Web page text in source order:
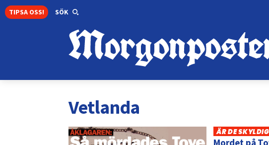
TIPSA OSS! SÖK
Vetlanda
ÄR DE
Mordet på